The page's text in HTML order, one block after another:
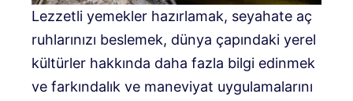
Lezzetli yemekler hazırlamak, seyahate aç
ruhlarınızı beslemek, dünya çapındaki yerel
kültürler hakkında daha fazla bilgi edinmek
ve farkındalık ve maneviyat uygulamalarını